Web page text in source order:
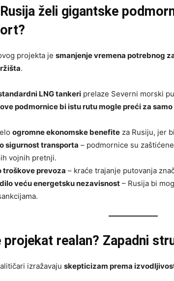
želi gigantske
projekta je smanjenje vremena potrebnog
.
LNG tankeri prelaze Severni morski
podmornice bi istu rutu mogle preći za samo
ogromne ekonomske benefite za Rusiju, jer
sigurnost transporta – podmornice su
vojnih pretnji.
troškove prevoza – kraće trajanje putovanja
veću energetsku nezavisnost – Rusija bi
projekat realan? Zapadni
izražavaju skepticizam prema